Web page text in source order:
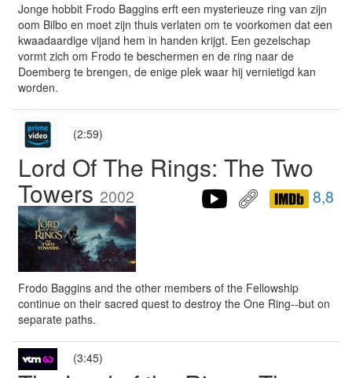
Jonge hobbit Frodo Baggins erft een mysterieuze ring van zijn
oom Bilbo en moet zijn thuis verlaten om te voorkomen dat een
kwaadaardige vijand hem in handen krijgt. Een gezelschap
vormt zich om Frodo te beschermen en de ring naar de
Doemberg te brengen, de enige plek waar hij vernietigd kan
worden.
(2:59)
Lord Of The Rings: The Two
Towers 2002 8,8
Frodo Baggins and the other members of the Fellowship
continue on their sacred quest to destroy the One Ring--but on
separate paths.
(3:45)